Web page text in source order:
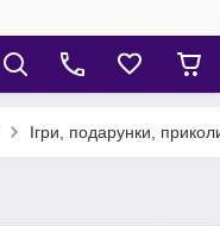
Ігри, подарунки,